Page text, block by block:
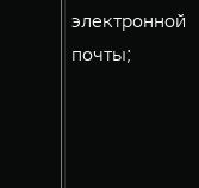
электронной
почты;